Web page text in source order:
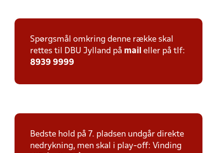
Spørgsmål omkring denne række skal
rettes til DBU Jylland på mail eller på tlf:
8939 9999
Bedste hold på 7. pladsen undgår direkte
nedrykning, men skal i play-off: Vinding